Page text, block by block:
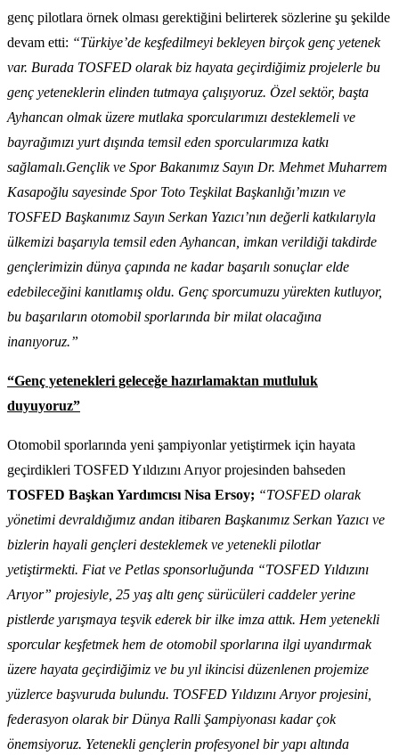
genç pilotlara örnek olması gerektiğini belirterek sözlerine şu şekilde
devam etti: “Türkiye’de keşfedilmeyi bekleyen birçok genç yetenek
var. Burada TOSFED olarak biz hayata geçirdiğimiz projelerle bu
genç yeteneklerin elinden tutmaya çalışıyoruz. Özel sektör, başta
Ayhancan olmak üzere mutlaka sporcularımızı desteklemeli ve
bayrağımızı yurt dışında temsil eden sporcularımıza katkı
sağlamalı.Gençlik ve Spor Bakanımız Sayın Dr. Mehmet Muharrem
Kasapoğlu sayesinde Spor Toto Teşkilat Başkanlığı’mızın ve
TOSFED Başkanımız Sayın Serkan Yazıcı’nın değerli katkılarıyla
ülkemizi başarıyla temsil eden Ayhancan, imkan verildiği takdirde
gençlerimizin dünya çapında ne kadar başarılı sonuçlar elde
edebileceğini kanıtlamış oldu. Genç sporcumuzu yürekten kutluyor,
bu başarıların otomobil sporlarında bir milat olacağına
inanıyoruz.”
“Genç yetenekleri geleceğe hazırlamaktan mutluluk
duyuyoruz”
Otomobil sporlarında yeni şampiyonlar yetiştirmek için hayata
geçirdikleri TOSFED Yıldızını Arıyor projesinden bahseden
TOSFED Başkan Yardımcısı Nisa Ersoy; “TOSFED olarak
yönetimi devraldığımız andan itibaren Başkanımız Serkan Yazıcı ve
bizlerin hayali gençleri desteklemek ve yetenekli pilotlar
yetiştirmekti. Fiat ve Petlas sponsorluğunda “TOSFED Yıldızını
Arıyor” projesiyle, 25 yaş altı genç sürücüleri caddeler yerine
pistlerde yarışmaya teşvik ederek bir ilke imza attık. Hem yetenekli
sporcular keşfetmek hem de otomobil sporlarına ilgi uyandırmak
üzere hayata geçirdiğimiz ve bu yıl ikincisi düzenlenen projemize
yüzlerce başvuruda bulundu. TOSFED Yıldızını Arıyor projesini,
federasyon olarak bir Dünya Ralli Şampiyonası kadar çok
önemsiyoruz. Yetenekli gençlerin profesyonel bir yapı altında